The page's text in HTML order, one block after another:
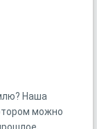
Наша
можно